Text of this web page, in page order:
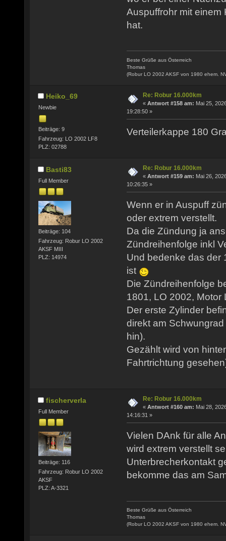
Auspuffrohr mit
hat.
Beste Grüße aus Österreich
Thomas
(Robur LO 2002 AKSF von 1980 ehem.
Heiko_69
Newbie
Beiträge: 9
Fahrzeug: LO 2002 LF8
PLZ: 02788
Re: Robur 16.000km
« Antwort #158 am: Mai 25,
19:28:50 »
Verteilerkappe 180
Basti83
Full Member
Beiträge: 104
Fahrzeug: Robur LO 2002
AKSF MIII
PLZ: 14974
Re: Robur 16.000km
« Antwort #159 am: Mai 26,
10:26:35 »
Wenn er in Auspuff
oder extrem verstellt.
Da die Zündung ja
Zündreihenfolge inkl
Und bedenke das der
ist
Die Zündreihenfolge
1801, LO 2002, Motor
Der erste Zylinder
direkt am
hin).
Gezählt wird von
Fahrtrichtung
fischerverla
Full Member
Beiträge: 116
Fahrzeug: Robur LO 2002
AKSF
PLZ: A-3321
Re: Robur 16.000km
« Antwort #160 am: Mai 28,
14:16:31 »
Vielen DAnk für alle
wird extrem verstellt
Unterbrecherkontakt
bekomme das am
Beste Grüße aus Österreich
Thomas
(Robur LO 2002 AKSF von 1980 ehem.